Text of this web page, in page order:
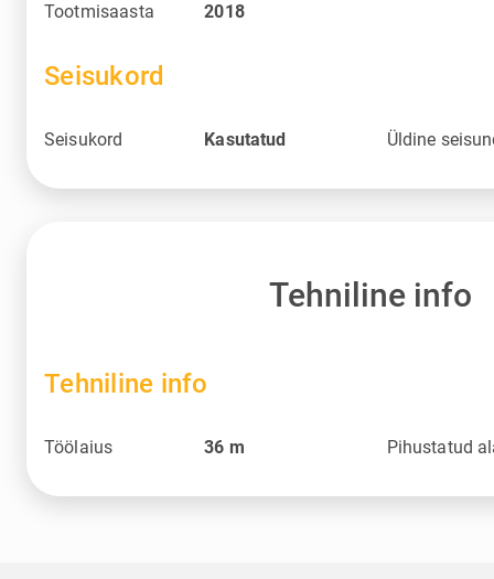
Tootmisaasta 2018
Seisukord
Seisukord Kasutatud Üldine
Tehniline info
Tehniline info
Töölaius 36 m Pihustatud